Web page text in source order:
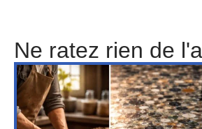
Ne ratez rien de